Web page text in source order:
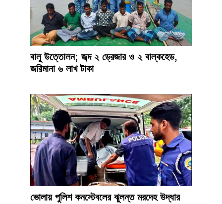
বালু উত্তোলন; জব্দ ২ ড্রেজার ও ২ বাল্কহেড,
জরিমানা ৬ লাখ টাকা
ভোলায় পুলিশ কনস্টেবলের ঝুলন্ত মরদেহ উদ্ধার